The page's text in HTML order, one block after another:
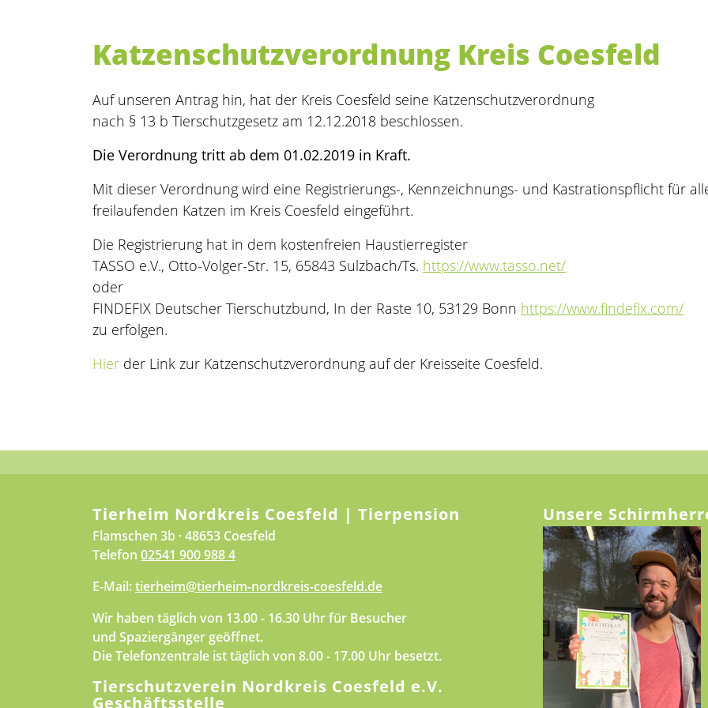
Katzenschutzverordnung Kreis Coesfeld
Auf unseren Antrag hin, hat der Kreis Coesfeld seine Katzenschutzverordnung
nach § 13 b Tierschutzgesetz am 12.12.2018 beschlossen.
Die Verordnung tritt ab dem 01.02.2019 in Kraft.
Mit dieser Verordnung wird eine Registrierungs-, Kennzeichnungs- und Kastrationspflicht für
freilaufenden Katzen im Kreis Coesfeld eingeführt.
Die Registrierung hat in dem kostenfreien Haustierregister
TASSO e.V., Otto-Volger-Str. 15, 65843 Sulzbach/Ts. https://www.tasso.net/
oder
FINDEFIX Deutscher Tierschutzbund, In der Raste 10, 53129 Bonn https://www.findefix.com/
zu erfolgen.
Hier der Link zur Katzenschutzverordnung auf der Kreisseite Coesfeld.
Tierheim Nordkreis Coesfeld | Tierpension
Flamschen 3b · 48653 Coesfeld
Telefon 02541 900 988 4
E-Mail:tierheim@tierheim-nordkreis-coesfeld.de
Wir haben täglich von 13.00 - 16.30 Uhr für Besucher
und Spaziergänger geöffnet.
Die Telefonzentrale ist täglich von 8.00 - 17.00 Uhr besetzt.
Tierschutzverein Nordkreis Coesfeld e.V.
Geschäftsstelle
Unsere